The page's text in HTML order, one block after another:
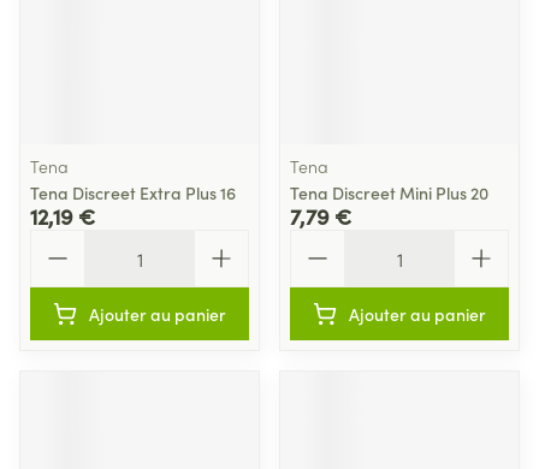
Tena
Tena Discreet Extra Plus 16
12,19 €
Ajouter au panier
Tena
Tena Discreet Mini Plus 20
7,79 €
Ajouter au panier